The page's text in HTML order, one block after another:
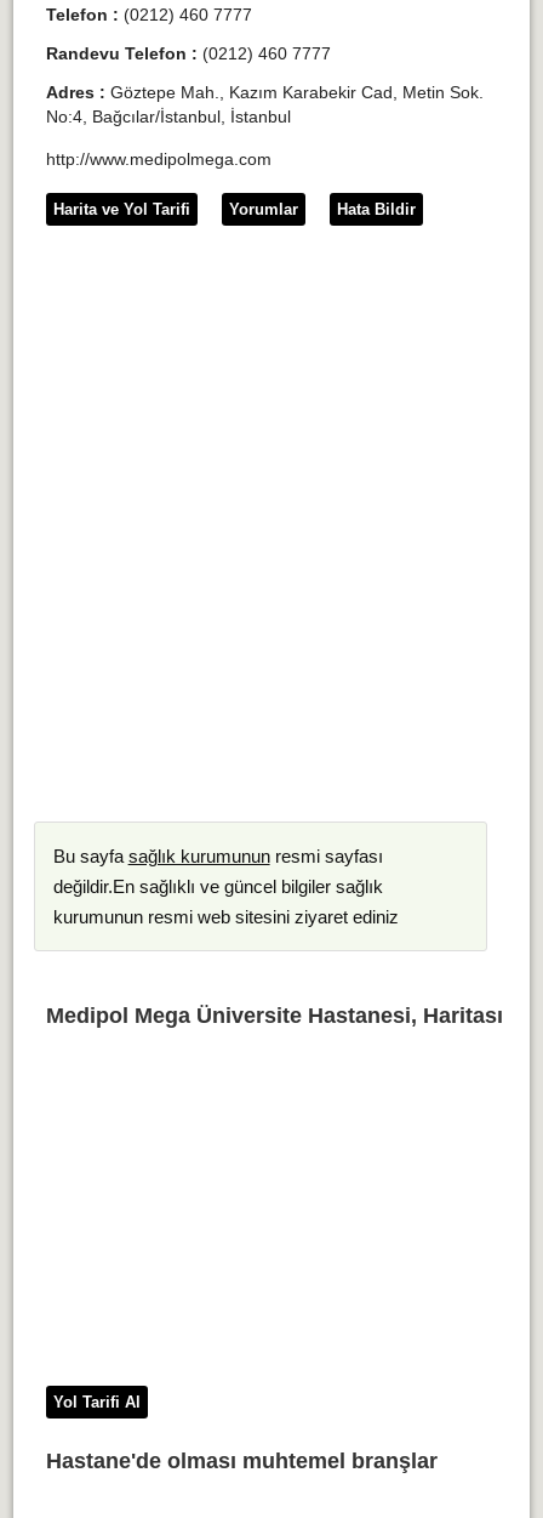
Telefon : (0212) 460 7777
Randevu Telefon : (0212) 460 7777
Adres : Göztepe Mah., Kazım Karabekir Cad, Metin Sok.
No:4, Bağcılar/İstanbul, İstanbul
http://www.medipolmega.com
Harita ve Yol Tarifi Yorumlar Hata Bildir
Bu sayfa sağlık kurumununresmi sayfası
değildir.En sağlıklı ve güncel bilgiler sağlık
kurumunun resmi web sitesini ziyaret ediniz
Medipol Mega Üniversite Hastanesi, Haritası
Yol Tarifi Al
Hastane'de olması muhtemel branşlar